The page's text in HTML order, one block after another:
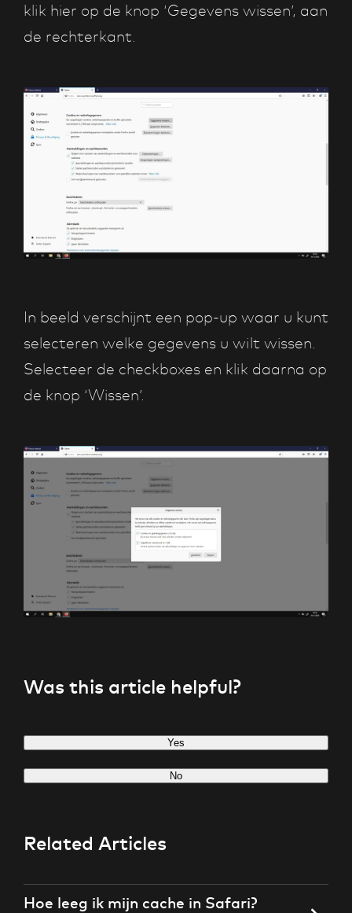
klik hier op de knop ‘Gegevens wissen’, aan
de rechterkant.
In beeld verschijnt een pop-up waar u kunt
selecteren welke gegevens u wilt wissen.
Selecteer de checkboxes en klik daarna op
de knop ‘Wissen’.
Was this article helpful?
Yes
No
Related Articles
Hoe leeg ik mijn cache in Safari?